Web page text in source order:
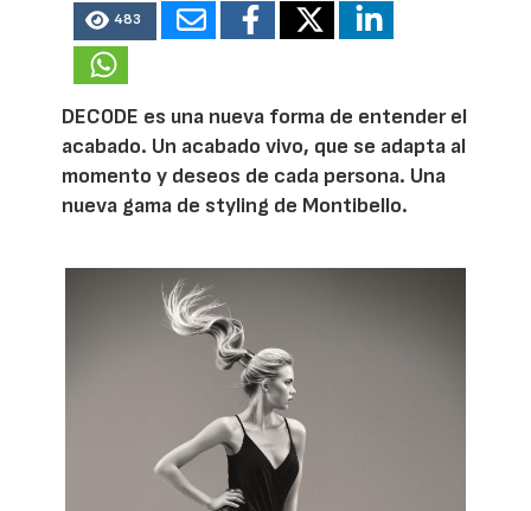
483
DECODE es una nueva forma de entender el
acabado. Un acabado vivo, que se adapta al
momento y deseos de cada persona. Una
nueva gama de styling de Montibello.